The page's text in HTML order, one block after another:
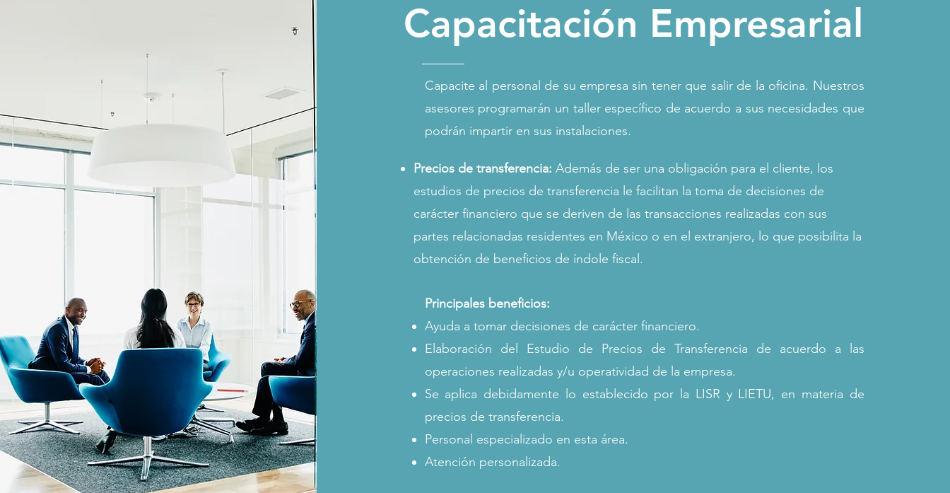
Capacitación Empresarial
Capacite al personal de su empresa sin tener que salir de la oficina. Nuestros
asesores programarán un taller específico de acuerdo a sus necesidades que
podrán impartir en sus instalaciones.
Precios de transferencia: Además de ser una obligación para el cliente, los
estudios de precios de transferencia le facilitan la toma de decisiones de
carácter financiero que se deriven de las transacciones realizadas con sus
partes relacionadas residentes en México o en el extranjero, lo que posibilita la
obtención de beneficios de índole fiscal.
Principales beneficios:
Ayuda a tomar decisiones de carácter financiero.
Elaboración del Estudio de Precios de Transferencia de acuerdo a las
operaciones realizadas y/u operatividad de la empresa.
Se aplica debidamente lo establecido por la LISR y LIETU, en materia de
precios de transferencia.
Personal especializado en esta área.
Atención personalizada.